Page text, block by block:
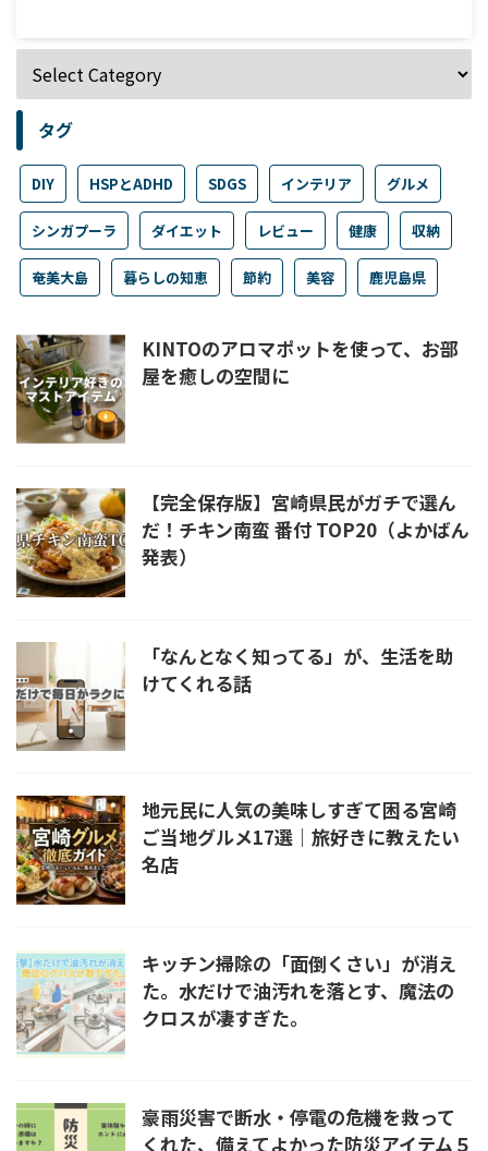
タグ
DIY HSPとADHD SDGS インテリア グルメ
シンガプーラ ダイエット レビュー 健康 収納
奄美大島 暮らしの知恵 節約 美容 鹿児島県
KINTOのアロマポットを使って、お部
屋を癒しの空間に
【完全保存版】宮崎県民がガチで選ん
だ！チキン南蛮 番付 TOP20（よかばん
発表）
「なんとなく知ってる」が、生活を助
けてくれる話
地元民に人気の美味しすぎて困る宮崎
ご当地グルメ17選｜旅好きに教えたい
名店
キッチン掃除の「面倒くさい」が消え
た。水だけで油汚れを落とす、魔法の
クロスが凄すぎた。
豪雨災害で断水・停電の危機を救って
くれた、備えてよかった防災アイテム５